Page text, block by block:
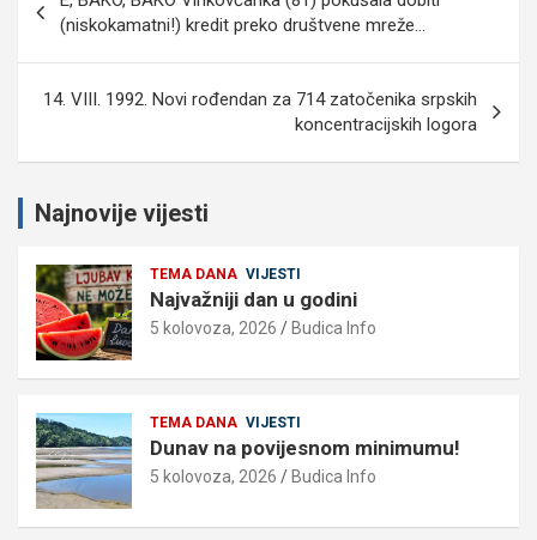
objava
(niskokamatni!) kredit preko društvene mreže…
14. VIII. 1992. Novi rođendan za 714 zatočenika srpskih
koncentracijskih logora
Najnovije vijesti
TEMA DANA VIJESTI
Najvažniji dan u godini
5 kolovoza, 2026 Budica Info
TEMA DANA VIJESTI
Dunav na povijesnom minimumu!
5 kolovoza, 2026 Budica Info